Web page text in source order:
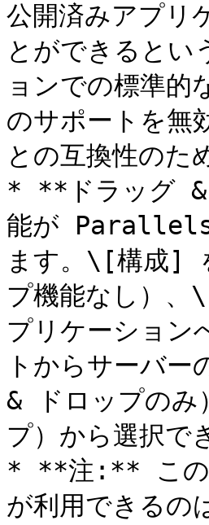
公開済みアプリ
とができるとい
ョンでの標準的
のサポートを
との互換性のた
* **ドラッグ &
能が Parallels
ます。\[構成]
プ機能なし）
プリケーショ
トからサーバ
& ドロップの
プ）から選択で
* **注:** この
が利用できる